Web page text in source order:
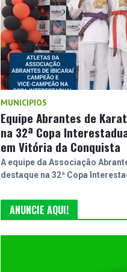
MUNICIPIOS
Equipe Abrantes de
na 32ª Copa
em Vitória da Conquista
A equipe da Associação
destaque na 32ª Copa
ANUNCIE AQUI!